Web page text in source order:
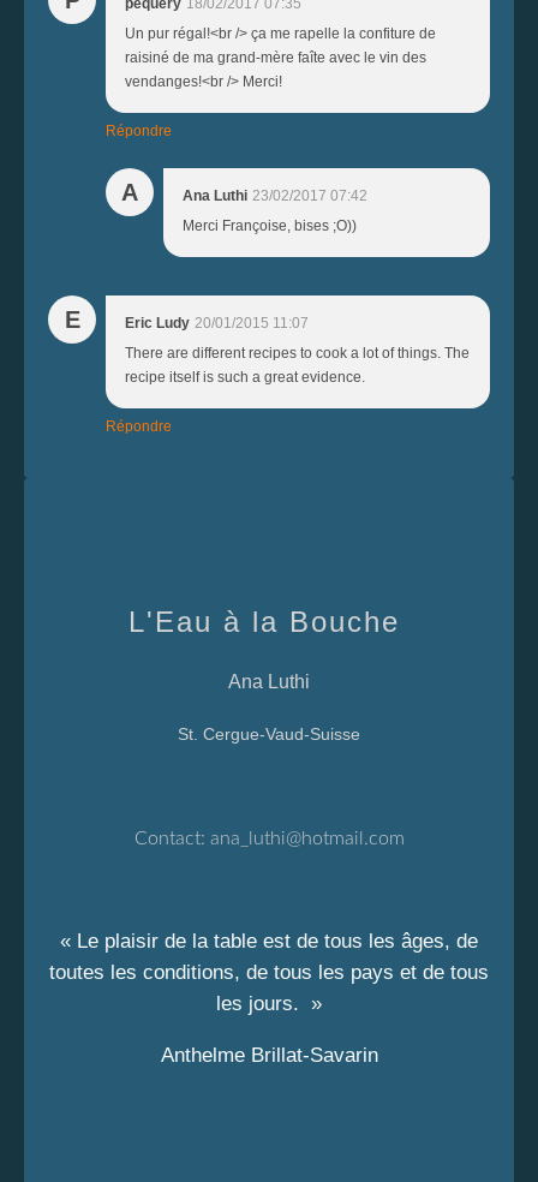
pequery 18/02/2017 07:35
Un pur régal!<br /> ça me rapelle la confiture de
raisiné de ma grand-mère faîte avec le vin des
vendanges!<br /> Merci!
Répondre
A Ana Luthi 23/02/2017 07:42
Merci Françoise, bises ;O))
E Eric Ludy 20/01/2015 11:07
There are different recipes to cook a lot of things. The
recipe itself is such a great evidence.
Répondre
L'Eau à la Bouche
Ana Luthi
St. Cergue-Vaud-Suisse
Contact: ana_luthi@hotmail.com
« Le plaisir de la table est de tous les âges, de
toutes les conditions, de tous les pays et de tous
les jours. »
Anthelme Brillat-Savarin